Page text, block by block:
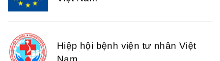
Hiệp hội bệnh viện tư nhân Việt
Nam